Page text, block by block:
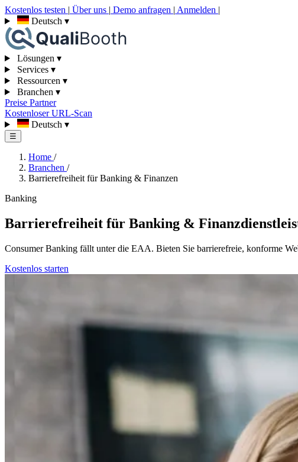
Kostenlos testen | Über uns | Demo anfragen | Anmelden |
Deutsch ▾
Lösungen ▾
Services ▾
Ressourcen ▾
Branchen ▾
Preise Partner
Kostenloser URL-Scan
Deutsch ▾
☰
Home /
Branchen /
Barrierefreiheit für Banking & Finanzen
Banking
Barrierefreiheit für Banking &
Consumer Banking fällt unter die EAA. Bieten Sie barrierefreie, konforme
Kostenlos starten